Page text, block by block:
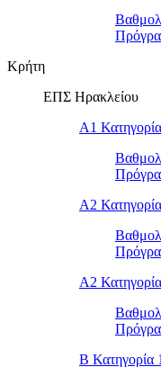
Κρήτη
ΕΠΣ Ηρακλείου
Α1 Κατηγορία
Α2
Α2
Β Κατηγορία